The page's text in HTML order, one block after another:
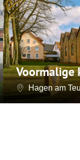
Voormalige
Hagen am